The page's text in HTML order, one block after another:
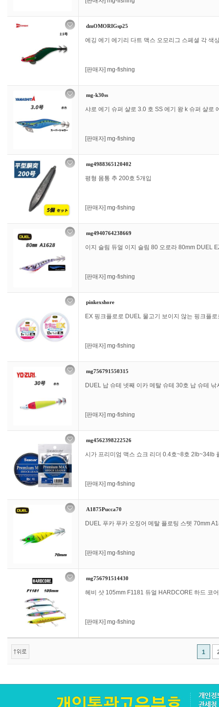
dmOMORIGsp25
에깅 에기 에기리 다트 맥스 오모리그 스페셜 각 색
[판매자] mg-fishing
mg-k30ss
샤로 에기 슈퍼 샬로 3.0 호 SS 에기 왕 k 슈퍼 샬로
[판매자] mg-fishing
mg4988365120402
평형 몸통 추 200호 5개입
[판매자] mg-fishing
mg4940764238669
이지 슬림 듀얼 이지 슬림 80 오로라 80mm DUEL
[판매자] mg-fishing
pinkexshore
EX 핑크플로로 DUEL 물고기 보이지 않는 핑크플
[판매자] mg-fishing
mg756791550315
DUEL 납 슈테 넷째 이카 메탈 슈테 30호 납 슈테
[판매자] mg-fishing
mg4562398222526
시가 프리미엄 맥스 쇼크 리더 0.4호~8호 2lb~34lb
[판매자] mg-fishing
A1875Pucca70
DUEL 푸카 푸카 오징어 메탈 플로팅 스텟 70mm
[판매자] mg-fishing
mg756791514430
헤비 샷 105mm F1181 듀얼 HARDCORE 하드 코
[판매자] mg-fishing
1